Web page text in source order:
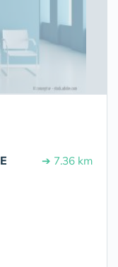
➔ 7.36 km